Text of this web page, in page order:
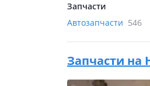
Запчасти
Автозапчасти 546
Запчасти на